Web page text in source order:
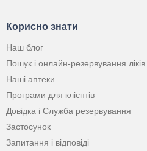
Корисно знати
Наш блог
Пошук і онлайн-резервування ліків
Наші аптеки
Програми для клієнтів
Довідка і Служба резервування
Застосунок
Запитання і відповіді